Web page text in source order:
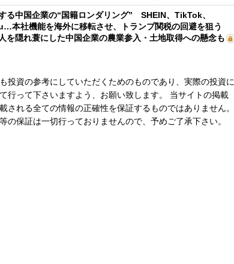
る中国企業の“国籍ロンダリング” SHEIN、TikTok、
本社機能を海外に移転させ、トランプ関税の回避を狙う
を隠れ蓑にした中国企業の農業参入・土地取得への懸念も
投資の参考にしていただくためのものであり、実際の投資に
行って下さいますよう、お願い致します。 当サイトの掲載
される全ての情報の正確性を保証するものではありません。
の保証は一切行っておりませんので、予めご了承下さい。